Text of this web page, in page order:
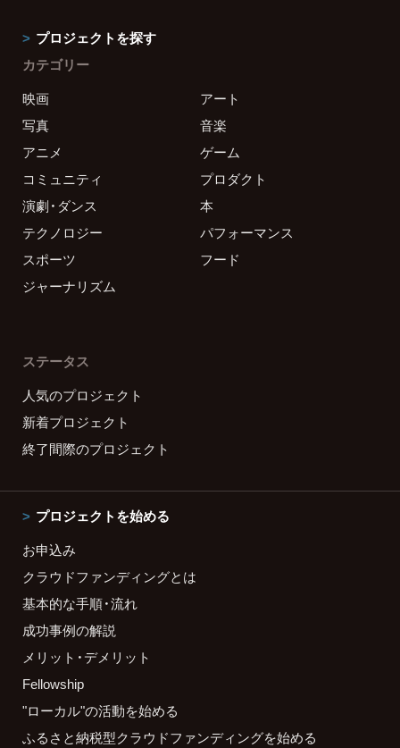
プロジェクトを探す
カテゴリー
映画
アート
写真
音楽
アニメ
ゲーム
コミュニティ
プロダクト
演劇・ダンス
本
テクノロジー
パフォーマンス
スポーツ
フード
ジャーナリズム
ステータス
人気のプロジェクト
新着プロジェクト
終了間際のプロジェクト
プロジェクトを始める
お申込み
クラウドファンディングとは
基本的な手順・流れ
成功事例の解説
メリット・デメリット
Fellowship
"ローカル"の活動を始める
ふるさと納税型クラウドファンディングを始める